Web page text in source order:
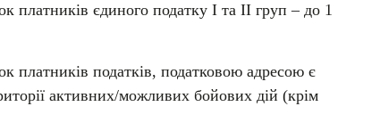
платників єдиного податку І та ІІ груп – до 1
платників податків, податковою адресою є
активних/можливих бойових дій (крім